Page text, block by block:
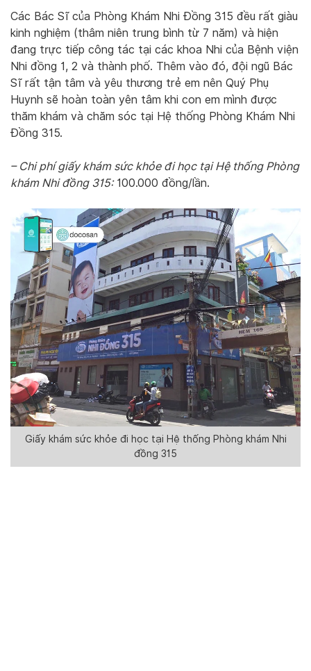
Các Bác Sĩ của Phòng Khám Nhi Đồng 315 đều rất giàu
kinh nghiệm (thâm niên trung bình từ 7 năm) và hiện
đang trực tiếp công tác tại các khoa Nhi của Bệnh viện
Nhi đồng 1, 2 và thành phố. Thêm vào đó, đội ngũ Bác
Sĩ rất tận tâm và yêu thương trẻ em nên Quý Phụ
Huynh sẽ hoàn toàn yên tâm khi con em mình được
thăm khám và chăm sóc tại Hệ thống Phòng Khám Nhi
Đồng 315.
– Chi phí giấy khám sức khỏe đi học tại Hệ thống Phòng
khám Nhi đồng 315:100.000 đồng/lần.
Giấy khám sức khỏe đi học tại Hệ thống Phòng khám Nhi
đồng 315